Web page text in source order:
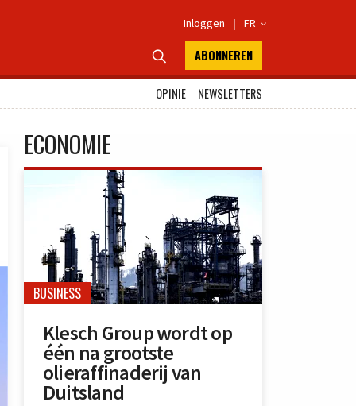
Inloggen | FR 
 ABONNEREN
OPINIE NEWSLETTERS
ECONOMIE
BUSINESS
Klesch Group wordt op
één na grootste
olieraffinaderij van
Duitsland